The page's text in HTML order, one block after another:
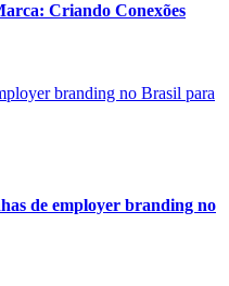
Criando Conexões
de employer branding no